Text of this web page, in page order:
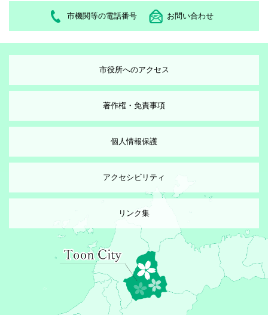
市機関等の電話番号 お問い合わせ
市役所へのアクセス
著作権・免責事項
個人情報保護
アクセシビリティ
リンク集